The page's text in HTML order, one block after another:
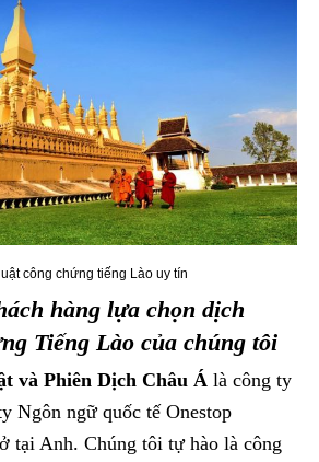
công chứng tiếng Lào uy tín
hàng lựa chọn dịch
Tiếng Lào của chúng tôi
và Phiên Dịch Châu Á là công ty
Ngôn ngữ quốc tế Onestop
tại Anh. Chúng tôi tự hào là công